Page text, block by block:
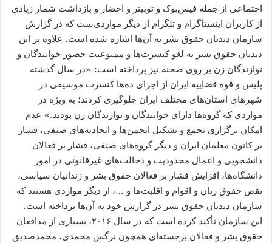
اجتماعی از جمله فیس‌بوک و توییتر و احضار و بازداشت شمار زیادی
از کاربران اینستاگرام و تلگرام از دیگر مواردی‌ست که در گزارش
سازمان دیدبان حقوق بشر به آن‌ها اشاره شده است. علاوه بر این
دیدبان حقوق بشر به لغو کنسرت‌ها و ممنوعیت حضور خوانندگان و
نوازندگان زن بر روی صحنه نیز پرداخته است: «در سال گذشته
پلیس و قوه قضاییه ایران از اجرای ده‌‏‏ها کنسرت موسیقی در
شهرهای استان‌‏‏های مختلف ایران جلوگیری کردند؛ به ویژه در
مواردی که گروه‌ها دارای خوانندگان و نوازندگان زن بودند.» عدم
امکان برگزاری تجمع و تشکیل انجمن‌ها و اتحادیه‌های صنفی، فشار
بر کانون معلمان ایران و دیگر گروه‌های صنفی، فشار بر فعالان
دانشجویی و اعمال محدودیت و دخالت‌های غیرقانونی در امور
دانشگاه‌ها، افزایش فشار بر فعالان حقوق بشر و زندانیان سیاسی،
نقض حقوق زنان و اقوام و اقلیت‌ها و …، از دیگر مواردی‌ هستند که
سازمان دید‌بان حقوق بشر در گزارش خود به آن‌ها پرداخته است.
این سازمان تأکید کرده است که در سال ۲۰۱۶، بسیاری از مدافعان
حقوق بشر و فعالان برجسته‌ای همچون نرگس محمدی، محمد‌صدیق